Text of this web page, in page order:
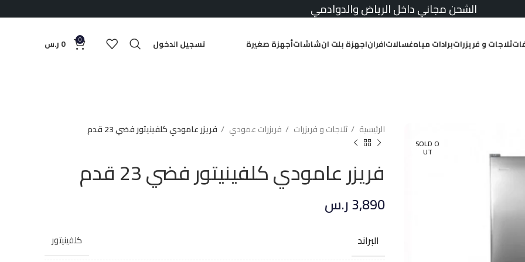
الشحن مجاني داخل الرياض والدوادمي
ثلاجات و فريزراتبرادات مياهغسالاتافراناجهزة بلت انشاشاتأجهزة صغيرة تسجيل الدخول 0
0 ر.س
SOLD O
UT
الرئيسية ثلاجات و فريزرات فريزرات عمودي فريزر عامودي كلفينيتور فضي 23 قدم
فريزر عامودي كلفينيتور فضي 23 قدم
3,890ر.س
البراند كلفينيتور